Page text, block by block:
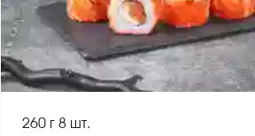
260 г8 шт.